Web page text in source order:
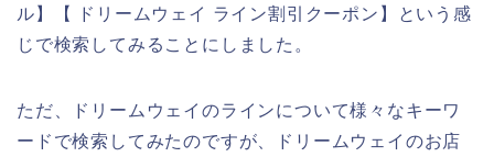
ル】【 ドリームウェイ ライン割引クーポン】という感
じで検索してみることにしました。
ただ、ドリームウェイのラインについて様々なキーワ
ードで検索してみたのですが、ドリームウェイのお店